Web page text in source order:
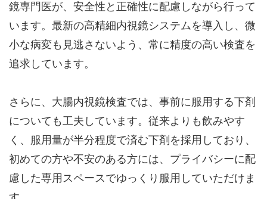
鏡専門医が、安全性と正確性に配慮しながら行って
います。最新の高精細内視鏡システムを導入し、微
小な病変も見逃さないよう、常に精度の高い検査を
追求しています。
さらに、大腸内視鏡検査では、事前に服用する下剤
についても工夫しています。従来よりも飲みやす
く、服用量が半分程度で済む下剤を採用しており、
初めての方や不安のある方には、プライバシーに配
慮した専用スペースでゆっくり服用していただけま